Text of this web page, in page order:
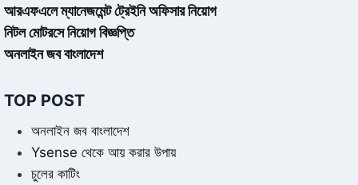
আরএফএলে ম্যানেজমেন্ট ট্রেইনি অফিসার নিয়োগ
নিটল মোটরসে নিয়োগ বিজ্ঞপ্তি
অনলাইন জব বাংলাদেশ
TOP POST
অনলাইন জব বাংলাদেশ
Ysense থেকে আয় করার উপায়
চুলের কাটিং